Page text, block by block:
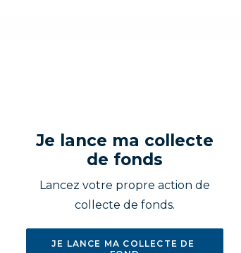
Je lance ma collecte
de fonds
Lancez votre propre action de
collecte de fonds.
JE LANCE MA COLLECTE DE